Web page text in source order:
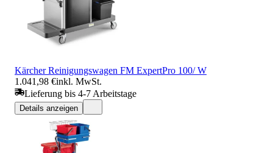
Kärcher Reinigungswagen FM ExpertPro 100/ W
1.041,98 €inkl. MwSt.
Lieferung bis 4-7 Arbeitstage
Details anzeigen